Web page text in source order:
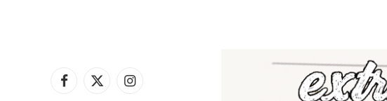
Facebook
X
Instagram